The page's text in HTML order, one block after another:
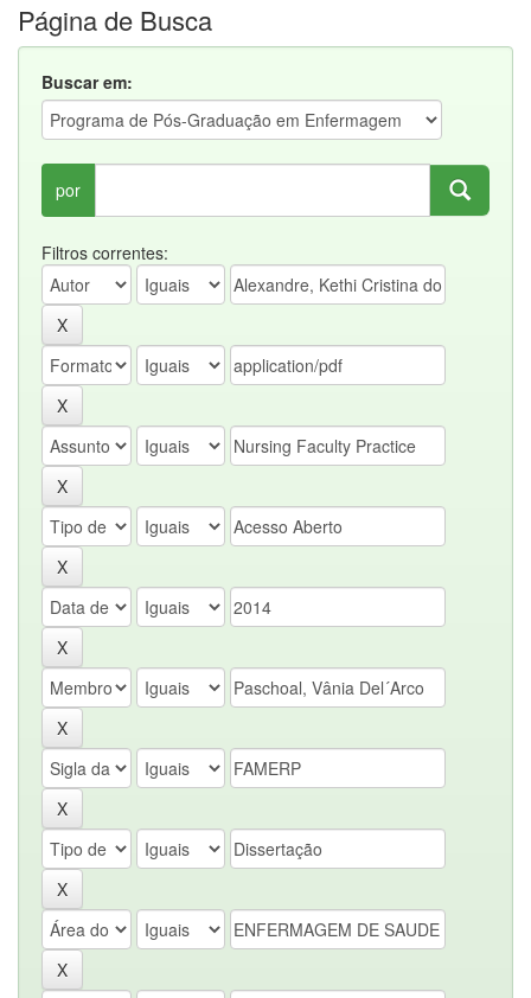
Página de Busca
Buscar em:
por
Filtros correntes: